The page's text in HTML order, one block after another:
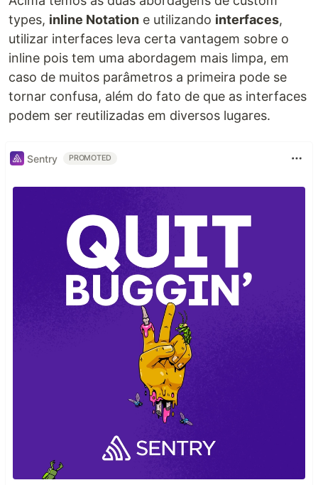
types, inline Notation e utilizando interfaces,
utilizar interfaces leva certa vantagem sobre o
inline pois tem uma abordagem mais limpa, em
caso de muitos parâmetros a primeira pode se
tornar confusa, além do fato de que as interfaces
podem ser reutilizadas em diversos lugares.
Sentry PROMOTED